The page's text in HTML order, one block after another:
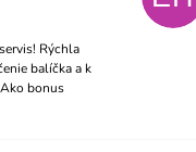
je 5 z 5 hviezdičiek.
Rýchla
balíčka a k
bonus